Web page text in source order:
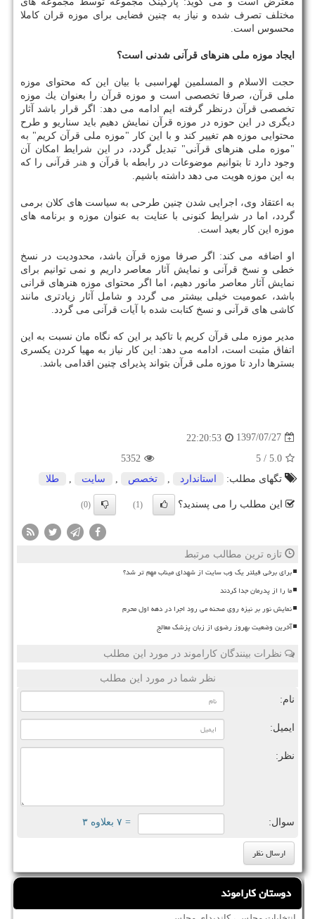
مختلف تصرف شده و نیاز به چنین فضایی برای موزه قران كاملا
محسوس است.
ایجاد موزه ملی هنرهای قرآنی شدنی است؟
حجت الاسلام و المسلمین لهراسبی با بیان این كه محتوای موزه
ملی قرآن، صرفا تخصصی است و موزه قرآن را بعنوان یك موزه
تخصصی قرآن درنظر گرفته ایم ادامه می دهد: اگر قرار باشد آثار
دیگری در این حوزه در موزه قرآن نمایش دهیم باید سناریو و طرح
محتوایی موزه هم تغییر كند و با این كار "موزه ملی قرآن كریم" به
"موزه ملی هنرهای قرآنی" تبدیل گردد، در این شرایط امكان آن
وجود دارد تا بتوانیم موضوعات در رابطه با قرآن وهنر
قرآنی را كه
به این موزه هویت می دهد داشته باشیم.
به اعتقاد وی، اجرایی شدن چنین طرحی به سیاست های كلان برمی
گردد، اما در شرایط كنونی با عنایت به عنوان موزه و برنامه های
موزه این كار بعید است.
او اضافه می كند: اگر صرفا موزه قرآن باشد، محدودیت در نسخ
خطی و نسخ قرآنی و نمایش آثار معاصر داریم و نمی توانیم برای
نمایش آثار معاصر مانور دهیم، اما اگر محتوای موزه هنرهای قرانی
باشد، عمومیت خیلی بیشتر می گردد و شامل آثار زیادتری مانند
كاشی های قرآنی و نسخ كتابت شده با آیات قرآنی می گردد.
مدیر موزه ملی قرآن كریم با تاكید بر این كه نگاه مان نسبت به این
اتفاق مثبت است، ادامه می دهد: این كار نیاز به مهیا كردن یكسری
بسترها دارد تا موزه ملی قرآن بتواند پذیرای چنین اقدامی باشد.
1397/07/27
22:20:53
5.0
/ 5
5352
تگهای مطلب:
استاندارد تخصص سایت طلا
این مطلب را می پسندید؟ (1)
(0)
تازه ترین مطالب مرتبط
برای برخی فیلتر یک وب سایت از شهدای میناب مهم تر شد؟
ما را از پدرمان جدا کردند
نمایش نور بر نیزه روی صحنه می رود اجرا در دهه اول محرم
آخرین وضعیت بهروز رضوی از زبان پزشک معالج
نظرات بینندگان کاراموند در مورد این مطلب
نظر شما در مورد این مطلب
نام:
ایمیل:
نظر:
سوال: = ۷ بعلاوه ۳
دوستان کاراموند